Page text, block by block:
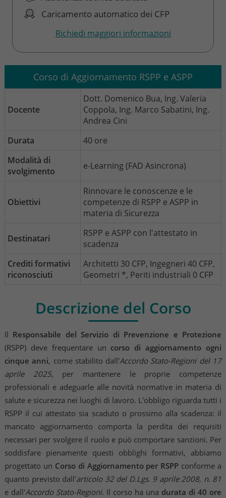
Caricamento automatico dei CFP
Richiedi maggiori informazioni
Corso di Aggiornamento RSPP e ASPP
Docente
Dott. Domenico Bua, Ing. Valeria
Coppola, Ing. Marco Sabatini, Ing.
Andrea Cini
Durata
40 ore
Modalità di
svolgimento
e-Learning (FAD Asincrona)
Obiettivi
Rinnovare le conoscenze e le
competenze di RSPP e ASPP in
materia di Sicurezza
Destinatari
RSPP e ASPP con l'attestato in
scadenza
Crediti formativi
riconosciuti
Architetti 30 CFP, Ingegneri 40 CFP,
Geometri *, Periti industriali 0 CFP
Descrizione del Corso
Il Responsabile del Servizio di Prevenzione e Protezione
(RSPP) deve frequentare un corso di aggiornamento ogni
cinque anni, come stabilito dall'Accordo Stato-Regioni del 17
aprile 2025, per mantenere le proprie competenze
professionali e adeguarle alle novità normative in materia di
salute e sicurezza nei luoghi di lavoro. L'obbligo riguarda tutti i
RSPP il cui attestato sia scaduto o prossimo alla scadenza: il
mancato aggiornamento comporta la perdita dei requisiti
necessari per svolgere il ruolo e può comportare sanzioni. Per
soddisfare pienamente questi obblighi formativi, abbiamo
progettato un Corso di Aggiornamento per RSPP conforme a
quanto previsto dall'articolo 32 del D.Lgs. 9 aprile 2008, n. 81
e dall'Accordo Stato-Regioni. Il corso ha una durata di 40 ore